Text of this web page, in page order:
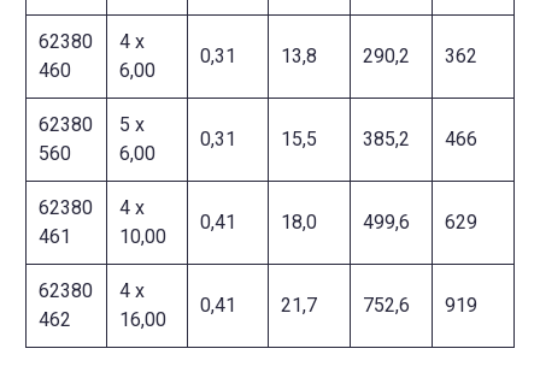
62380
460
4 x
6,00
0,31 13,8 290,2 362
62380
560
5 x
6,00
0,31 15,5 385,2 466
62380
461
4 x
10,00
0,41 18,0 499,6 629
62380
462
4 x
16,00
0,41 21,7 752,6 919